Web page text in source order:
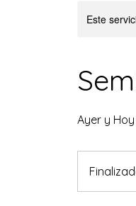
Este
Ayer y